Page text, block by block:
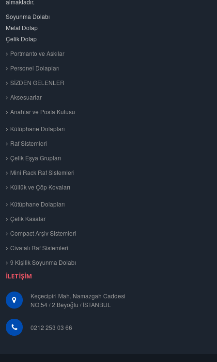
almaktadır.
Soyunma Dolabı
Metal Dolap
Çelik Dolap
Portmanto ve Askılar
Personel Dolapları
SİZDEN GELENLER
Aksesuarlar
Anahtar ve Posta Kutusu
Kütüphane Dolapları
Raf Sistemleri
Çelik Eşya Grupları
Mini Rack Raf Sistemleri
Küllük ve Çöp Kovaları
Kütüphane Dolapları
Çelik Kasalar
Compact Arşiv Sistemleri
Civatalı Raf Sistemleri
9 Kişilik Soyunma Dolabı
İLETIŞIM
Keçecipiri Mah. Namazgah Caddesi
NO:54 / 2 Beyoğlu / İSTANBUL
0212 253 03 66